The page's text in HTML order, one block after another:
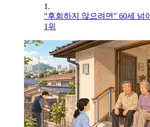
1.
"후회하지 않으려면" 60세 넘
1위